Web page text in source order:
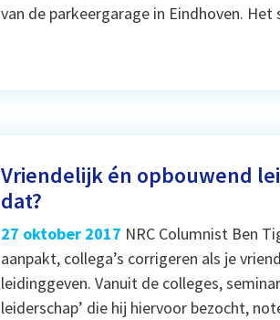
van de parkeergarage in Eindhoven.
Vriendelijk én opbouwend
dat?
27 oktober 2017 NRC Columnist Ben
aanpakt, collega’s corrigeren als je
leidinggeven. Vanuit de colleges,
leiderschap’ die hij hiervoor bezocht,